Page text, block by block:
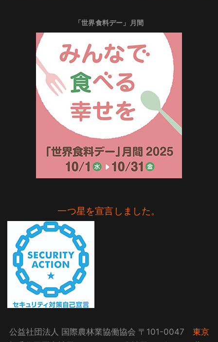
「世界食料デー」月間
一つ星を宣言しました。
公益社団法人 国際農林業協働協会 〒101-0047 東京